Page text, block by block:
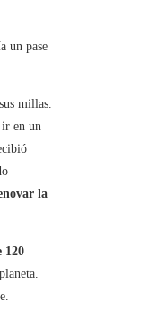
un pase
millas.
ir en un
la
120